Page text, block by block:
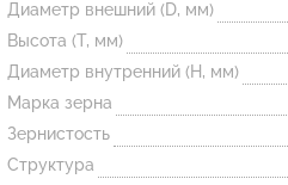
Огнеупорные
изделия
Скачать каталог
Тигель
Диаметр внешний (D, мм)
Высота (T, мм)
Диаметр внутренний (H, мм)
Марка зерна
Зернистость
Структура